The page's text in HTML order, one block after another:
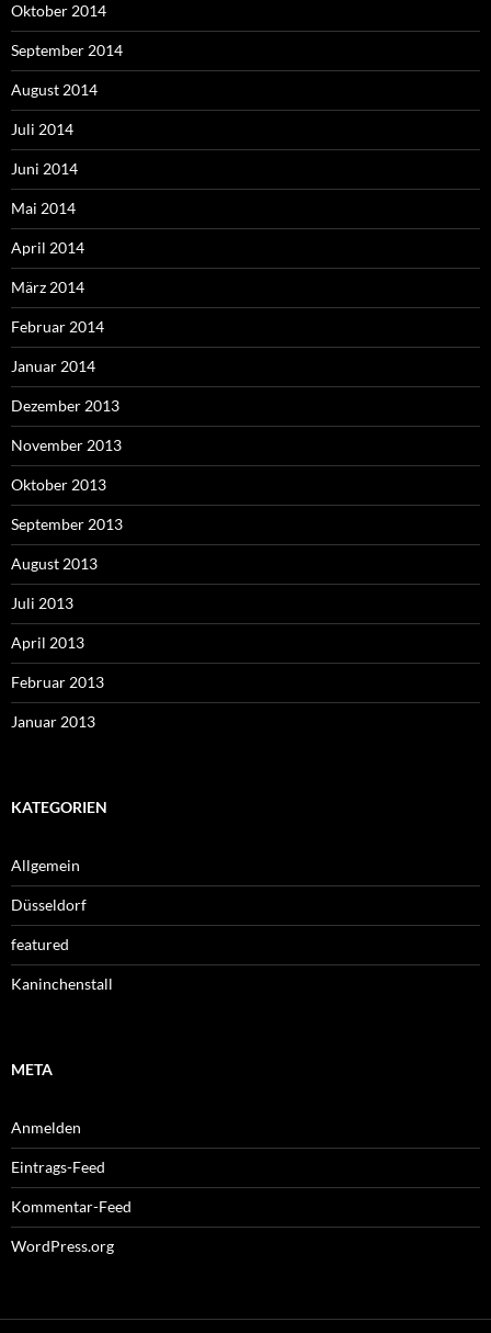
Oktober 2014
September 2014
August 2014
Juli 2014
Juni 2014
Mai 2014
April 2014
März 2014
Februar 2014
Januar 2014
Dezember 2013
November 2013
Oktober 2013
September 2013
August 2013
Juli 2013
April 2013
Februar 2013
Januar 2013
KATEGORIEN
Allgemein
Düsseldorf
featured
Kaninchenstall
META
Anmelden
Eintrags-Feed
Kommentar-Feed
WordPress.org